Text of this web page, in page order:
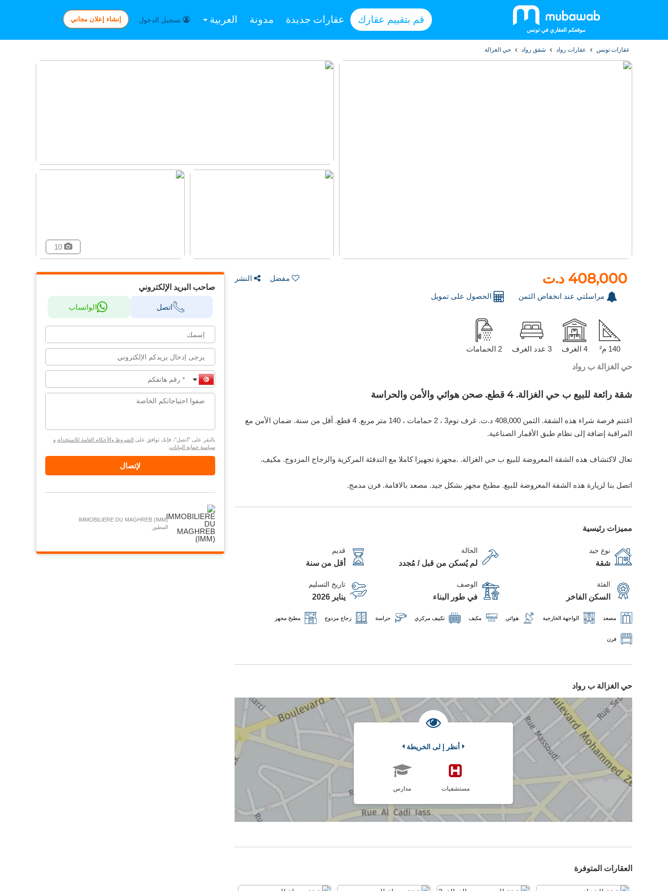
موقعكم العقاري في تونس
قم بتقييم عقارك عقارات جديدة مدونة العربية تسجيل الدخول إنشاء إعلان مجاني
عقارات تونس عقارات رواد شقق رواد حي الغزالة
10
408,000 د.ت مفضل النشر
مراسلتي عند انخفاض الثمن الحصول على تمويل
140 م² 4 الغرف 3 عدد الغرف 2 الحمامات
حي الغزالة ب رواد
شقة رائعة للبيع ب حي الغزالة. 4 قطع. صحن هوائي والأمن والحراسة
اغتنم فرصة شراء هذه الشقة. الثمن 408,000 د.ت. غرف نوم3 ، 2 حمامات ، 140 متر مربع. 4 قطع. أقل من سنة. ضمان الأمن مع
المراقبة إضافة إلى نظام طبق الأقمار الصناعية.
تعال لاكتشاف هذه الشقة المعروضة للبيع ب حي الغزالة. .مجهزة تجهيزا كاملا مع التدفئة المركزية والزجاج المزدوج. مكيف.
اتصل بنا لزيارة هذه الشقة المعروضة للبيع. مطبخ مجهز بشكل جيد. مصعد بالاقامة. فرن مدمج.
مميزات رئيسية
نوع جيد
شقة
الحالة
لم يُسكن من قبل / مُجدد
قديم
أقل من سنة
الفئة
السكن الفاخر
الوصف
في طور البناء
تاريخ التسليم
يناير 2026
مصعد الواجهة الخارجية هوائي مكيف تكييف مركزي حراسة زجاج مزدوج مطبخ مجهز
فرن
حي الغزالة ب رواد
أنظر إ لى الخريطة
مدارس مستشفيات
العقارات المتوفرة
صاحب البريد الإلكتروني
اتصل الواتساب
بالنقر على "اتصل"، فإنك توافق على الشروط والأحكام العامة للاستخدام و
سياسة حماية البيانات.
لإتصال
IMMOBILIERE DU MAGHREB (IMM)
المطور